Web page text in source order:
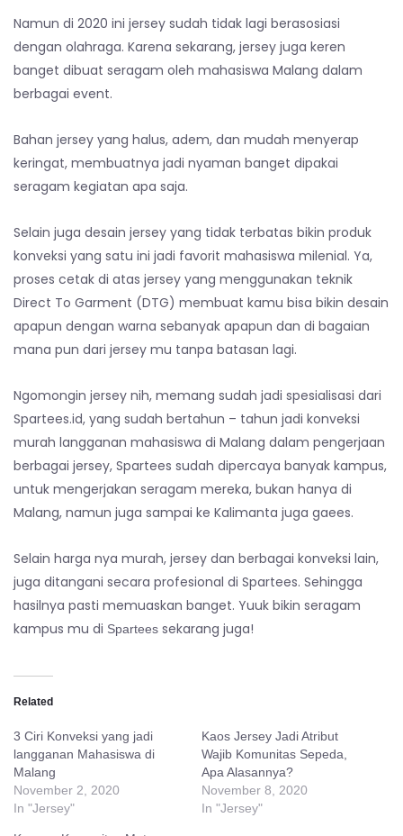
Namun di 2020 ini jersey sudah tidak lagi berasosiasi
dengan olahraga. Karena sekarang, jersey juga keren
banget dibuat seragam oleh mahasiswa Malang dalam
berbagai event.
Bahan jersey yang halus, adem, dan mudah menyerap
keringat, membuatnya jadi nyaman banget dipakai
seragam kegiatan apa saja.
Selain juga desain jersey yang tidak terbatas bikin produk
konveksi yang satu ini jadi favorit mahasiswa milenial. Ya,
proses cetak di atas jersey yang menggunakan teknik
Direct To Garment (DTG) membuat kamu bisa bikin desain
apapun dengan warna sebanyak apapun dan di bagaian
mana pun dari jersey mu tanpa batasan lagi.
Ngomongin jersey nih, memang sudah jadi spesialisasi dari
Spartees.id, yang sudah bertahun – tahun jadi konveksi
murah langganan mahasiswa di Malang dalam pengerjaan
berbagai jersey, Spartees sudah dipercaya banyak kampus,
untuk mengerjakan seragam mereka, bukan hanya di
Malang, namun juga sampai ke Kalimanta juga gaees.
Selain harga nya murah, jersey dan berbagai konveksi lain,
juga ditangani secara profesional di Spartees. Sehingga
hasilnya pasti memuaskan banget. Yuuk bikin seragam
kampus mu di Spartees sekarang juga!
Related
3 Ciri Konveksi yang jadi
langganan Mahasiswa di
Malang
November 2, 2020
In "Jersey"
Kaos Jersey Jadi Atribut
Wajib Komunitas Sepeda,
Apa Alasannya?
November 8, 2020
In "Jersey"